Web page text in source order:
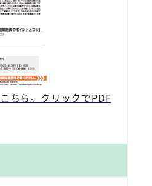
ちら。クリックでPDF